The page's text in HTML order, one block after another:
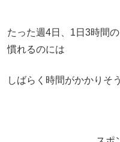
たった週4日、1日3時間
慣れるのには
しばらく時間がかかりそ